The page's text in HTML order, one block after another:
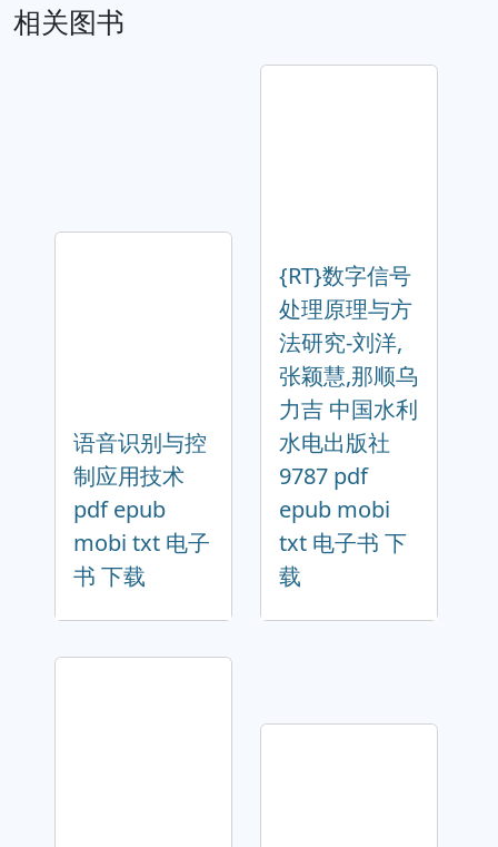
相关图书
语音识别与控
制应用技术
pdf epub
mobi txt 电子
书 下载
{RT}数字信号
处理原理与方
法研究-刘洋,
张颖慧,那顺乌
力吉 中国水利
水电出版社
9787 pdf
epub mobi
txt 电子书 下
载